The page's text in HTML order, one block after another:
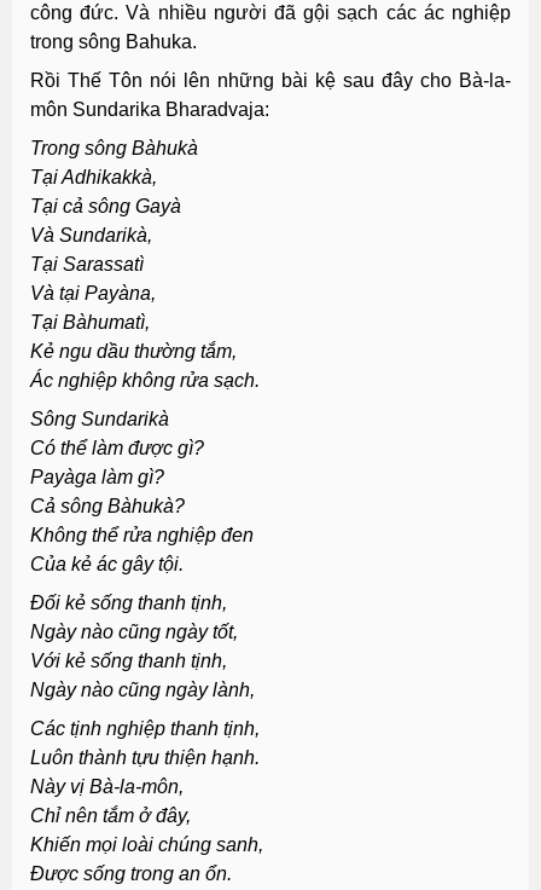
công đức. Và nhiều người đã gội sạch các ác nghiệp
trong sông Bahuka.
Rồi Thế Tôn nói lên những bài kệ sau đây cho Bà-la-
môn Sundarika Bharadvaja:
Trong sông Bàhukà
Tại Adhikakkà,
Tại cả sông Gayà
Và Sundarikà,
Tại Sarassatì
Và tại Payàna,
Tại Bàhumatì,
Kẻ ngu dầu thường tắm,
Ác nghiệp không rửa sạch.
Sông Sundarikà
Có thể làm được gì?
Payàga làm gì?
Cả sông Bàhukà?
Không thể rửa nghiệp đen
Của kẻ ác gây tội.
Ðối kẻ sống thanh tịnh,
Ngày nào cũng ngày tốt,
Với kẻ sống thanh tịnh,
Ngày nào cũng ngày lành,
Các tịnh nghiệp thanh tịnh,
Luôn thành tựu thiện hạnh.
Này vị Bà-la-môn,
Chỉ nên tắm ở đây,
Khiến mọi loài chúng sanh,
Ðược sống trong an ổn.